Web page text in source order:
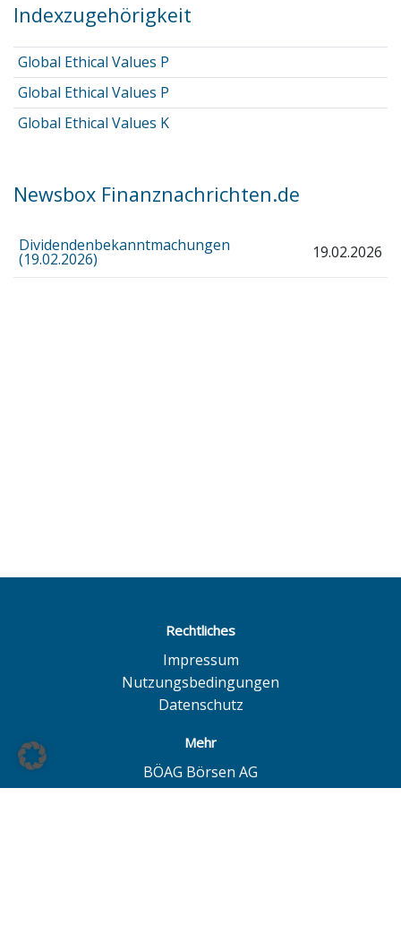
Indexzugehörigkeit
Global Ethical Values P
Global Ethical Values P
Global Ethical Values K
Newsbox Finanznachrichten.de
Dividendenbekanntmachungen
(19.02.2026) 19.02.2026
Rechtliches
Impressum
Nutzungsbedingungen
Datenschutz
Mehr
BÖAG Börsen AG
Börse Hamburg